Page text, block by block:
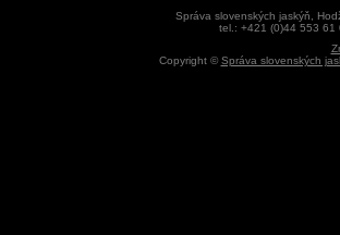
Správa slovenských jaskýň,
tel.: +421 (0)44 553
Copyright ©Správa slovenských